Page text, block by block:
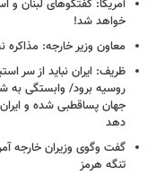
آمریکا: گفتگوهای لبنان و
خواهد شد!
معاون وزیر خارجه:
ظریف: ایران نباید از سر
روسیه برود/ وابستگی به
جهان پساقطبی شده و ایران
دهد
گفت وگوی وزیران خارجه
تنگه هرمز